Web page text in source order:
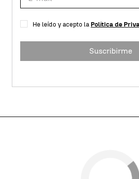
He leído y acepto la Política de
Suscribirme